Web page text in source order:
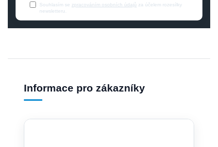
Souhlasím se zpracováním osobních údajů za účelem rozesílky
newsletteru.
Informace pro zákazníky